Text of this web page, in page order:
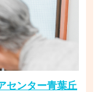
センター青葉丘